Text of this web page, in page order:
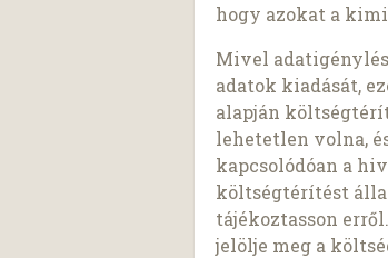
hogy azokat a
Mivel
adatok kiadását,
alapján
lehetetlen volna,
kapcsolódóan a
költségtérítést
tájékoztasson
jelölje meg a